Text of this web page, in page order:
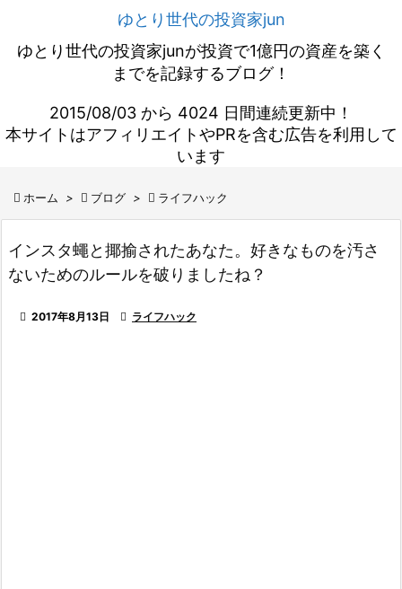
ゆとり世代の投資家jun
ゆとり世代の投資家junが投資で1億円の資産を築く
までを記録するブログ！
2015/08/03 から 4024 日間連続更新中！
本サイトはアフィリエイトやPRを含む広告を利用して
います
 ホーム >  ブログ >  ライフハック
インスタ蠅と揶揄されたあなた。好きなものを汚さ
ないためのルールを破りましたね？
 2017年8月13日  ライフハック